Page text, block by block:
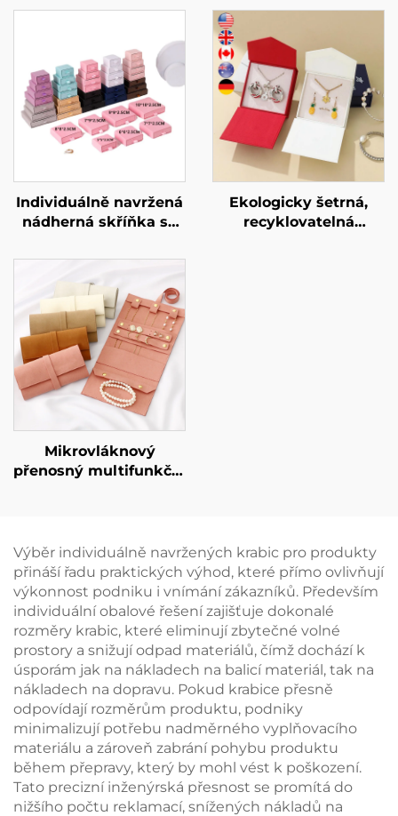
Individuálně navržená
nádherná skříňka se
tuhá kartonová
obalová krabička pro
ozdoby, nádherná
krabička pro umělecké
předměty určená pro
šperky, náhrdelníky a
prsteny.
Ekologicky šetrná,
recyklovatelná
Mikrovláknový
přenosný multifunkční
gravírování pro
náušnice, prsteny,
náhrdelníky a hodinky
– svinovací provedení
Výběr individuálně navržených krabic pro produkty
přináší řadu praktických výhod, které přímo ovlivňují
výkonnost podniku i vnímání zákazníků. Především
individuální obalové řešení zajišťuje dokonalé
rozměry krabic, které eliminují zbytečné volné
prostory a snižují odpad materiálů, čímž dochází k
úsporám jak na nákladech na balicí materiál, tak na
nákladech na dopravu. Pokud krabice přesně
odpovídají rozměrům produktu, podniky
minimalizují potřebu nadměrného vyplňovacího
materiálu a zároveň zabrání pohybu produktu
během přepravy, který by mohl vést k poškození.
Tato precizní inženýrská přesnost se promítá do
nižšího počtu reklamací, snížených nákladů na